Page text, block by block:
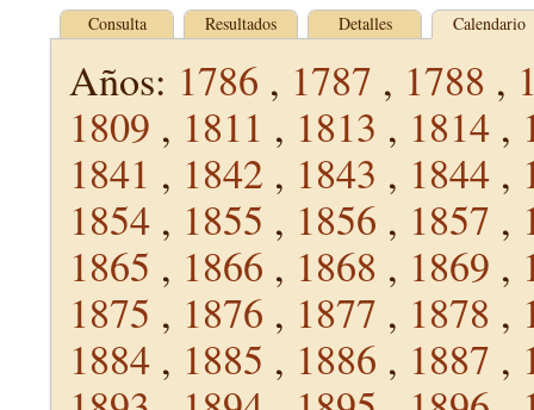
Consulta Resultados Detalles Calendario
Años: 1786 , 1787 , 1788 ,
1809 , 1811 , 1813 , 1814 ,
1841 , 1842 , 1843 , 1844 ,
1854 , 1855 , 1856 , 1857 ,
1865 , 1866 , 1868 , 1869 ,
1875 , 1876 , 1877 , 1878 ,
1884 , 1885 , 1886 , 1887 ,